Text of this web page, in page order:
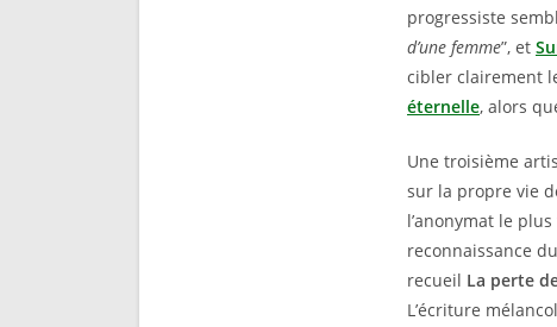
progressiste
d’une femme”, et
cibler clairement
éternelle, alors
Une troisième
sur la propre vie
l’anonymat le
reconnaissance
recueil La perte
L’écriture